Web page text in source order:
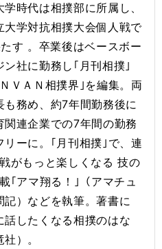
時代は相撲部に所属し、
大学対抗相撲大会個人戦で
す 。卒業後はベースボー
ン社に勤務し｢月刊相撲｣
ＶＡＮ相撲界｣を編集。両
も務め、約7年間勤務後に
関連企業での7年間の勤務
リーに。｢月刊相撲｣で、連
がもっと楽しくなる 技の
｢アマ翔る！｣（アマチュ
記）などを執筆。著書に
話したくなる相撲のはな
）。